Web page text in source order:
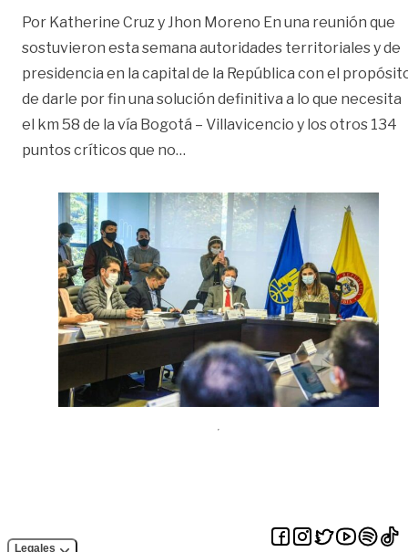
Por Katherine Cruz y Jhon Moreno En una reunión que
sostuvieron esta semana autoridades territoriales y de
presidencia en la capital de la República con el
de darle por fin una solución definitiva a lo que necesita
el km 58 de la vía Bogotá – Villavicencio y los otros 134
puntos críticos que no…
Legales